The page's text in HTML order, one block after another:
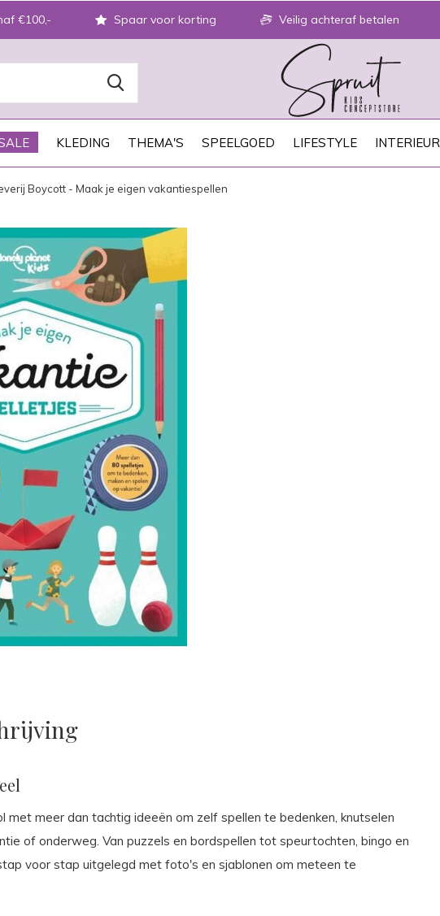
KLEDING THEMA'S SPEELGOED LIFESTYLE INTERIEUR
€100,- Spaar voor korting Veilig achteraf betalen
Boycott - Maak je eigen vakantiespellen
met meer dan tachtig ideeën om zelf spellen te bedenken, knutselen
of onderweg. Van puzzels en bordspellen tot speurtochten, bingo en
voor stap uitgelegd met foto's en sjablonen om meteen te